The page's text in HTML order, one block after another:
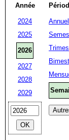
Année
2024
2025
2026
2027
2028
2029
Annuel